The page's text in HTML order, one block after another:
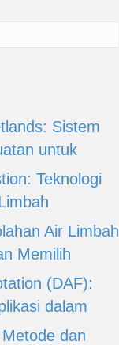
Sistem
untuk
Teknologi
Air Limbah
Memilih
(DAF):
dalam
dan